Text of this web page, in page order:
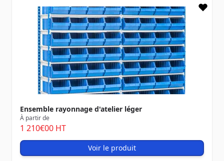
Ensemble rayonnage d'atelier léger
À partir de
1 210€00 HT
Voir le produit